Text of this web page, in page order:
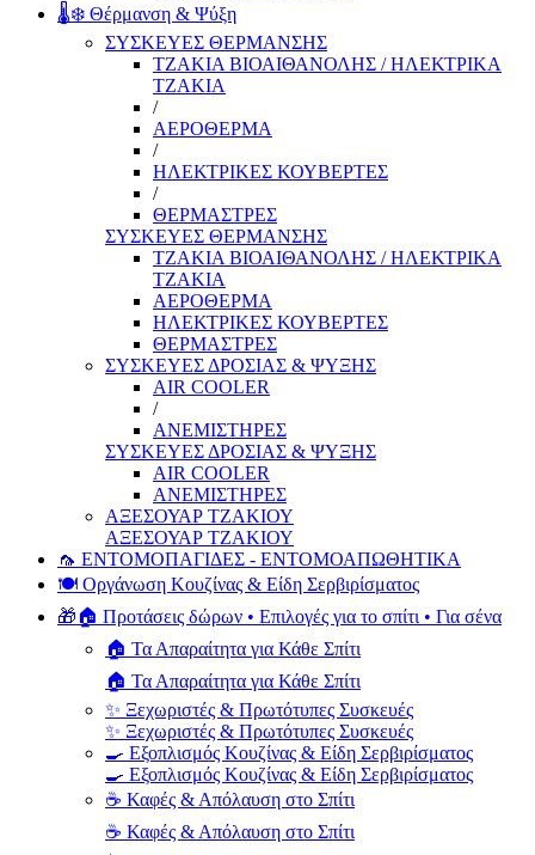
🌡️❄️ Θέρμανση & Ψύξη
ΣΥΣΚΕΥΕΣ ΘΕΡΜΑΝΣΗΣ
ΤΖΑΚΙΑ ΒΙΟΑΙΘΑΝΟΛΗΣ / ΗΛΕΚΤΡΙΚΑ
ΤΖΑΚΙΑ
/
ΑΕΡΟΘΕΡΜΑ
/
ΗΛΕΚΤΡΙΚΕΣ ΚΟΥΒΕΡΤΕΣ
/
ΘΕΡΜΑΣΤΡΕΣ
ΣΥΣΚΕΥΕΣ ΘΕΡΜΑΝΣΗΣ
ΤΖΑΚΙΑ ΒΙΟΑΙΘΑΝΟΛΗΣ / ΗΛΕΚΤΡΙΚΑ
ΤΖΑΚΙΑ
ΑΕΡΟΘΕΡΜΑ
ΗΛΕΚΤΡΙΚΕΣ ΚΟΥΒΕΡΤΕΣ
ΘΕΡΜΑΣΤΡΕΣ
ΣΥΣΚΕΥΕΣ ΔΡΟΣΙΑΣ & ΨΥΞΗΣ
AIR COOLER
/
ΑΝΕΜΙΣΤΗΡΕΣ
ΣΥΣΚΕΥΕΣ ΔΡΟΣΙΑΣ & ΨΥΞΗΣ
AIR COOLER
ΑΝΕΜΙΣΤΗΡΕΣ
ΑΞΕΣΟΥΑΡ ΤΖΑΚΙΟΥ
ΑΞΕΣΟΥΑΡ ΤΖΑΚΙΟΥ
🦟 ΕΝΤΟΜΟΠΑΓΙΔΕΣ - ΕΝΤΟΜΟΑΠΩΘΗΤΙΚΑ
🍽️ Οργάνωση Κουζίνας & Είδη Σερβιρίσματος
🎁🏠 Προτάσεις δώρων • Επιλογές για το σπίτι • Για σένα
🏠 Τα Απαραίτητα για Κάθε Σπίτι
🏠 Τα Απαραίτητα για Κάθε Σπίτι
✨ Ξεχωριστές & Πρωτότυπες Συσκευές
✨ Ξεχωριστές & Πρωτότυπες Συσκευές
🍳 Εξοπλισμός Κουζίνας & Είδη Σερβιρίσματος
🍳 Εξοπλισμός Κουζίνας & Είδη Σερβιρίσματος
☕ Καφές & Απόλαυση στο Σπίτι
☕ Καφές & Απόλαυση στο Σπίτι